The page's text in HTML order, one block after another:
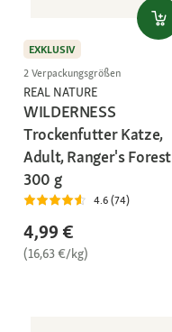
EXKLUSIV
2 Verpackungsgrößen
REAL NATURE
WILDERNESS
Trockenfutter Katze,
Adult, Ranger's Forest
300 g
4.6 (74)
4,99 €
(16,63 €/kg)